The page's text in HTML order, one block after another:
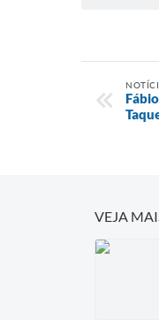
VEJA